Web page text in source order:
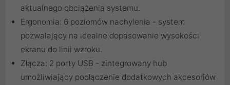
aktualnego obciążenia systemu.
Ergonomia: 6 poziomów nachylenia - system
pozwalający na idealne dopasowanie wysokości
ekranu do linii wzroku.
Złącza: 2 porty USB - zintegrowany hub
umożliwiający podłączenie dodatkowych akcesoriów